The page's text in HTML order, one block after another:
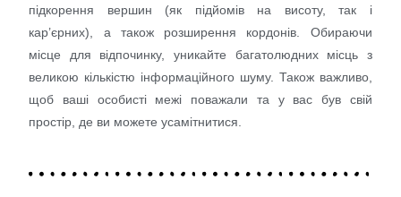
підкорення вершин (як підйомів на висоту, так і
кар’єрних), а також розширення кордонів. Обираючи
місце для відпочинку, уникайте багатолюдних місць з
великою кількістю інформаційного шуму. Також важливо,
щоб ваші особисті межі поважали та у вас був свій
простір, де ви можете усамітнитися.